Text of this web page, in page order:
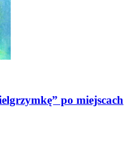
po miejscach